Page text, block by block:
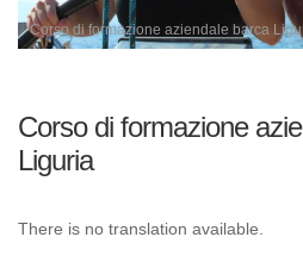
Corso di formazione aziendale barca
Corso di formazione
Liguria
There is no translation available.